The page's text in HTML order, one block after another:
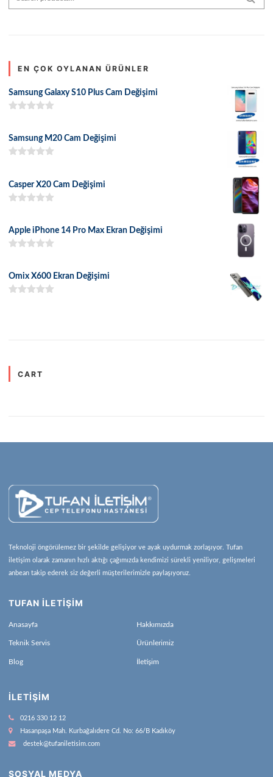
EN ÇOK OYLANAN ÜRÜNLER
Samsung Galaxy S10 Plus Cam Değişimi
Samsung M20 Cam Değişimi
Casper X20 Cam Değişimi
Apple iPhone 14 Pro Max Ekran Değişimi
Omix X600 Ekran Değişimi
CART
Teknoloji öngörülemez bir şekilde gelişiyor ve ayak uydurmak zorlaşıyor. Tufan
iletişim olarak zamanın hızlı aktığı çağımızda kendimizi sürekli yeniliyor, gelişmeleri
anbean takip ederek siz değerli müşterilerimizle paylaşıyoruz.
TUFAN İLETİŞİM
Anasayfa Hakkımızda
Teknik Servis Ürünlerimiz
Blog İletişim
İLETIŞIM
0216 330 12 12
Hasanpaşa Mah. Kurbağalıdere Cd. No: 66/B Kadıköy
destek@tufaniletisim.com
SOSYAL MEDYA